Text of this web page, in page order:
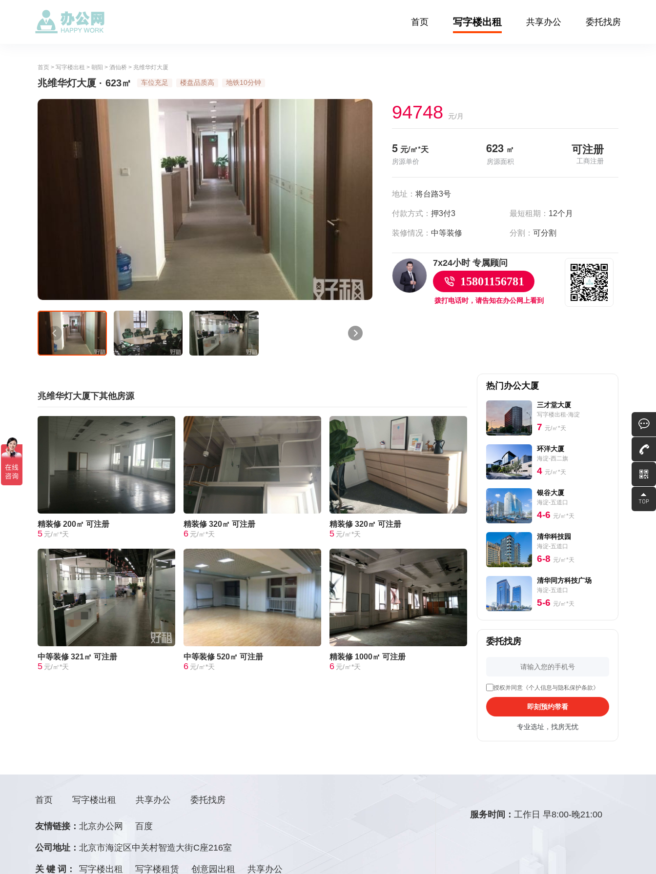
首页 写字楼出租 共享办公 委托找房
首页 > 写字楼出租 > 朝阳 > 酒仙桥 > 兆维华灯大厦
兆维华灯大厦 · 623㎡ 车位充足 楼盘品质高 地铁10分钟
94748 元/月
5 元/㎡*天
房源单价
623 ㎡
房源面积
可注册
工商注册
地址： 将台路3号
付款方式： 押3付3 最短租期： 12个月
装修情况： 中等装修 分割：可分割
7x24小时 专属顾问
15801156781
拨打电话时，请告知在办公网上看到
兆维华灯大厦下其他房源
精装修 200㎡ 可注册
5 元/㎡*天
精装修 320㎡ 可注册
6 元/㎡*天
精装修 320㎡ 可注册
5 元/㎡*天
中等装修 321㎡ 可注册
5 元/㎡*天
中等装修 520㎡ 可注册
6 元/㎡*天
精装修 1000㎡ 可注册
6 元/㎡*天
热门办公大厦
三才堂大厦
写字楼出租-海淀
7 元/㎡*天
环洋大厦
海淀-西二旗
4 元/㎡*天
银谷大厦
海淀-五道口
4-6 元/㎡*天
清华科技园
海淀-五道口
6-8 元/㎡*天
清华同方科技广场
海淀-五道口
5-6 元/㎡*天
委托找房
授权并同意《个人信息与隐私保护条款》
即刻预约带看
专业选址，找房无忧
首页 写字楼出租 共享办公 委托找房
友情链接： 北京办公网 百度
公司地址： 北京市海淀区中关村智造大街C座216室
关 键 词： 写字楼出租 写字楼租赁 创意园出租 共享办公
服务时间：工作日 早8:00-晚21:00